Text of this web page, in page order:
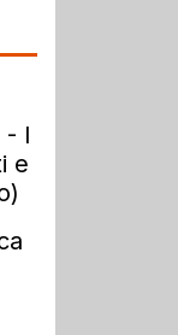
- I
e